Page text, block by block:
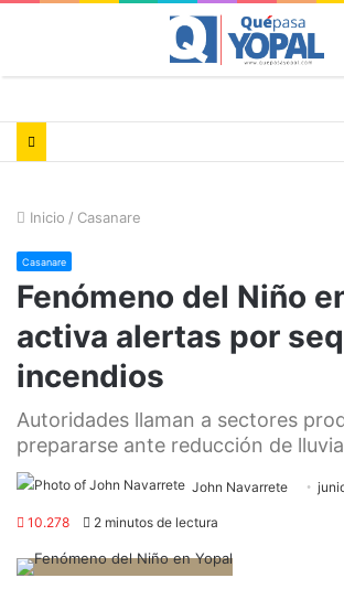
Inicio / Casanare
Casanare
Fenómeno del Niño
activa alertas por
incendios
Autoridades llaman a sectores
prepararse ante reducción de
John Navarrete
10.278 2 minutos de lectura